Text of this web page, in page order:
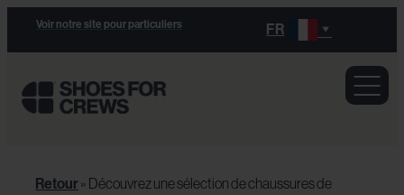
Voir notre site pour particuliers FR
Retour » Découvrez une sélection de chaussures de